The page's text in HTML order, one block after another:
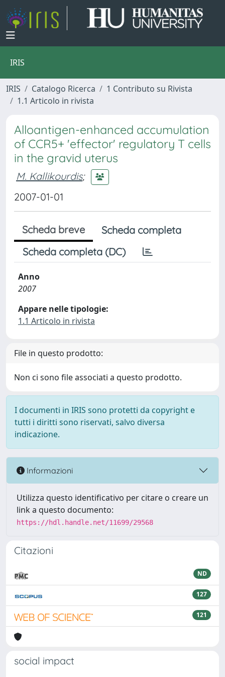
IRIS
IRIS Catalogo Ricerca
1 Contributo su Rivista
1.1 Articolo in rivista
Alloantigen-enhanced accumulation
of CCR5+ 'effector' regulatory T cells
in the gravid uterus
M. Kallikourdis;
2007-01-01
Scheda breve
Scheda completa
Scheda completa (DC)
Anno
2007
Appare nelle tipologie:
1.1 Articolo in rivista
File in questo prodotto:
Non ci sono file associati a questo prodotto.
I documenti in IRIS sono protetti da copyright e
tutti i diritti sono riservati, salvo diversa
indicazione.
Informazioni
Utilizza questo identificativo per citare o creare un
link a questo documento:
https://hdl.handle.net/11699/29568
Citazioni
ND
127
121
social impact